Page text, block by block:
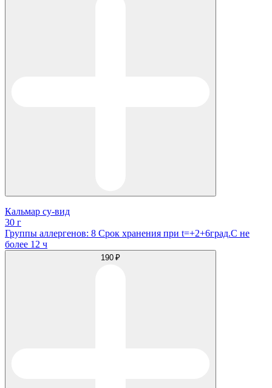
Кальмар су-вид
30 г
Группы аллергенов: 8 Срок хранения при t=+2+6град.С не
более 12 ч
190 ₽